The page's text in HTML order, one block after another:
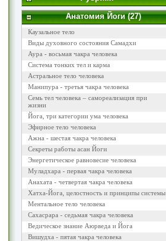
Анатомия Йоги (27)
Каузальное тело
Виды духовного состояния Самадхи
Аура - восьмая чакра человека
Система тонких тел и карма
Астральное тело человека
Манипура - третья чакра человека
Семь тел человека – самореализация при
жизни
Йога, три категории ума человека
Эфирное тело человека
Ажна - шестая чакра человека
Секреты работы асан Йоги
Энергетическое равновесие человека
Муладхара - первая чакра человека
Анахата - четвертая чакра человека
Хатха-Йога, целостность и принципы системы
Ментальное тело человека
Сахасрара - седьмая чакра человека
Ведическое знание Аюрведа и Йога
Вишудха - пятая чакра человека